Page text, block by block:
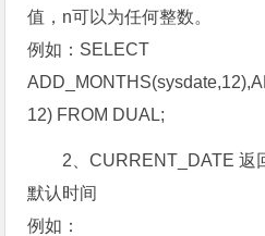
值，n可以为任何整数。
例如：SELECT
12) FROM DUAL;
2、CURRENT_DATE 返
默认时间
例如：